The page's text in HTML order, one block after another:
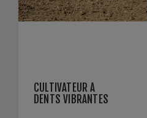
CULTIVATEUR À
DENTS VIBRANTES